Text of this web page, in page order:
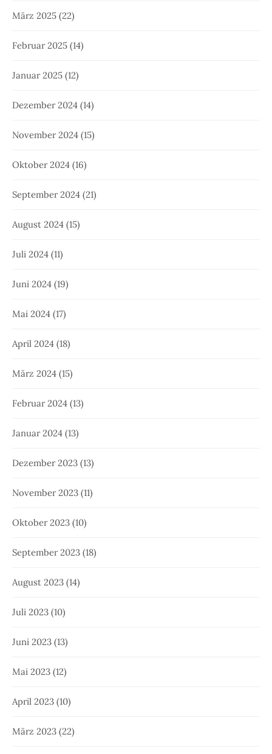
März 2025 (22)
Februar 2025 (14)
Januar 2025 (12)
Dezember 2024 (14)
November 2024 (15)
Oktober 2024 (16)
September 2024 (21)
August 2024 (15)
Juli 2024 (11)
Juni 2024 (19)
Mai 2024 (17)
April 2024 (18)
März 2024 (15)
Februar 2024 (13)
Januar 2024 (13)
Dezember 2023 (13)
November 2023 (11)
Oktober 2023 (10)
September 2023 (18)
August 2023 (14)
Juli 2023 (10)
Juni 2023 (13)
Mai 2023 (12)
April 2023 (10)
März 2023 (22)